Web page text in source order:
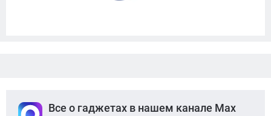
Все о гаджетах в нашем канале Max